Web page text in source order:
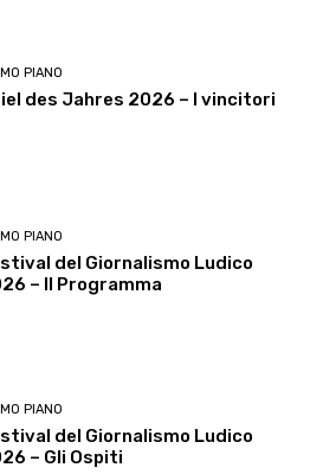
PIANO
des Jahres 2026 – I vincitori
PIANO
del Giornalismo Ludico
– Il Programma
PIANO
del Giornalismo Ludico
– Gli Ospiti